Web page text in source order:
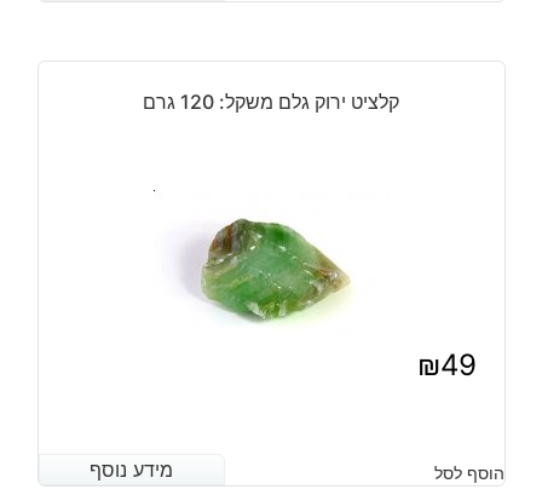
קלציט ירוק גלם משקל: 120 גרם
₪49
מידע נוסף הוסף לסל מידע נוסף